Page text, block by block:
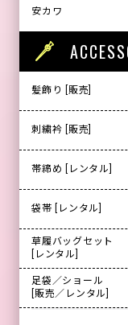
安カワ
髪飾り [販売]
刺繍衿 [販売]
帯締め [レンタル]
袋帯 [レンタル]
草履バッグセット
[レンタル]
足袋／ショール
[販売／レンタル]